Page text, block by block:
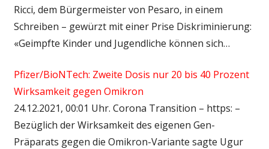
Ricci, dem Bürgermeister von Pesaro, in einem
Schreiben – gewürzt mit einer Prise Diskriminierung:
«Geimpfte Kinder und Jugendliche können sich…
Pfizer/BioNTech: Zweite Dosis nur 20 bis 40 Prozent
Wirksamkeit gegen Omikron
24.12.2021, 00:01 Uhr. Corona Transition – https: –
Bezüglich der Wirksamkeit des eigenen Gen-
Präparats gegen die Omikron-Variante sagte Ugur